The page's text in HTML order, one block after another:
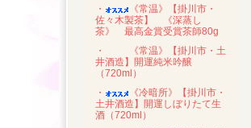
・
《常温》【掛川市・
佐々木製茶】 《深蒸し
茶》 最高金賞受賞茶師80g
・
《常温》【掛川市・土
井酒造】開運純米吟醸
（720ml）
・
《冷暗所》【掛川市・
土井酒造】開運しぼりたて生
酒（720ml）